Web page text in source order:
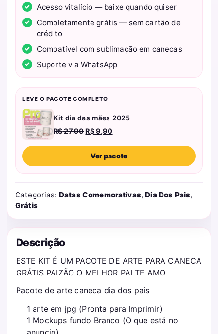
Acesso vitalício — baixe quando quiser
Completamente grátis — sem cartão de
crédito
Compatível com sublimação em canecas
Suporte via WhatsApp
LEVE O PACOTE COMPLETO
Kit dia das mães 2025
R$27,90 O
original
R$ 27,90.
R$9,90O
atual
R$ 9,90.
Ver pacote
Categorias: Datas Comemorativas,Dia Dos Pais,
Grátis
Descrição
ESTE KIT É UM PACOTE DE ARTE PARA CANECA
GRÁTIS PAIZÃO O MELHOR PAI TE AMO
Pacote de arte caneca dia dos pais
1 arte em jpg (Pronta para Imprimir)
1 Mockups fundo Branco (O que está no
anuncio)